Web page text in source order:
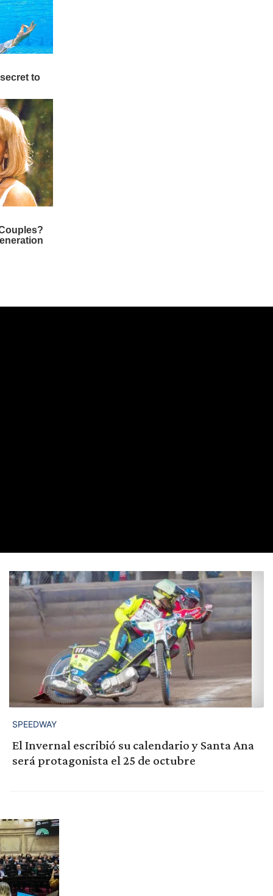
SPEEDWAY
El Invernal escribió su calendario y Santa Ana
será protagonista el 25 de octubre